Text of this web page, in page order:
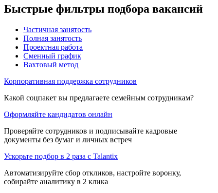
Быстрые фильтры подбора вакансий
Частичная занятость
Полная занятость
Проектная работа
Сменный график
Вахтовый метод
Корпоративная поддержка сотрудников
Какой соцпакет вы предлагаете семейным сотрудникам?
Оформляйте кандидатов онлайн
Проверяйте сотрудников и подписывайте кадровые
документы без бумаг и личных встреч
Ускорьте подбор в 2 раза с Talantix
Автоматизируйте сбор откликов, настройте воронку,
собирайте аналитику в 2 клика